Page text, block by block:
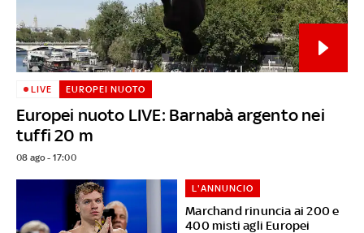
Europei nuoto LIVE: Barnabà argento nei
tuffi 20 m
LIVE EUROPEI NUOTO
08 ago - 17:00
Marchand rinuncia ai 200 e
400 misti agli Europei
L'ANNUNCIO